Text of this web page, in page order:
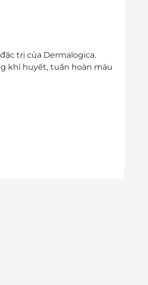
trị của Dermalogica.
khí huyết, tuần hoàn máu
đầu.